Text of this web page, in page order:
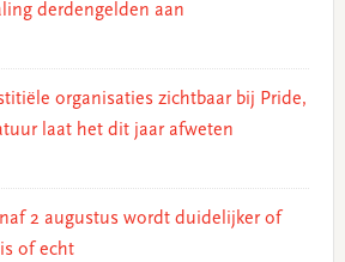
derdengelden aan
organisaties zichtbaar bij Pride,
laat het dit jaar afweten
2 augustus wordt duidelijker of
of echt